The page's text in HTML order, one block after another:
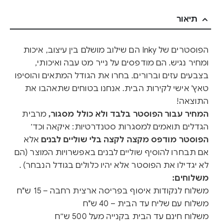
תיאור
הפוסטרים של Inky הם שילוב מושלם בין עיצוב, איכות
ומחיר נגיש. הם מודפסים על נייר מט עבה ואיכותי,
בצבעים עזים וברורים. בחרו את הגודל המתאים והוסיפו
טאץ' אישי לקירות הבית. אנחנו בטוחים שתאהבו את
התוצאה!
המחיר עבור הפוסטר בלבד ולא כולל מסגור, מרבית
הגדלים תואמים למסגרות סטנדרטיות: איקאה וכד׳
הפוסטר מודפס מקצה לקצה בלי שוליים לבנים אלא
אם תבחרו להוסיף שוליים לבנים באפשרויות המוצר (הם
לא יגדילו את הפוסטר אלא יהיו כלולים בגודל הנבחר) .
משלוחים:
משלוח לנקודות איסוף בפריסה ארצית רחבה – 15 ש"ח
משלוח עם שליח עד הבית – 40 ש"ח
משלוח חינם עד הבית בקנייה מעל 500 ש״ח